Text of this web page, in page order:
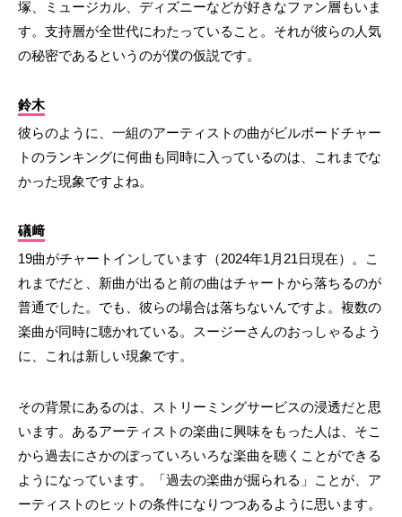
塚、ミュージカル、ディズニーなどが好きなファン層もいま
す。支持層が全世代にわたっていること。それが彼らの人気
の秘密であるというのが僕の仮説です。
鈴木
彼らのように、一組のアーティストの曲がビルボードチャー
トのランキングに何曲も同時に入っているのは、これまでな
かった現象ですよね。
礒﨑
19曲がチャートインしています（2024年1月21日現在）。こ
れまでだと、新曲が出ると前の曲はチャートから落ちるのが
普通でした。でも、彼らの場合は落ちないんですよ。複数の
楽曲が同時に聴かれている。スージーさんのおっしゃるよう
に、これは新しい現象です。
その背景にあるのは、ストリーミングサービスの浸透だと思
います。あるアーティストの楽曲に興味をもった人は、そこ
から過去にさかのぼっていろいろな楽曲を聴くことができる
ようになっています。「過去の楽曲が掘られる」ことが、ア
ーティストのヒットの条件になりつつあるように思います。